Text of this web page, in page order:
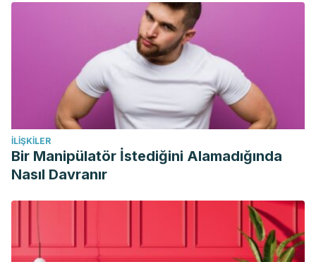
Kim, D. H., Jeong, D., Kim, H., & Seo, K. H. (2019). Modern
perspectives on the health benefits of kefir in next
generation sequencing era: Improvement of the host gut
microbiota. In Critical Reviews in Food Science and
Nutrition. https://doi.org/10.1080/10408398.2018.1428168
Leite, A. M. de O., Miguel, M. A. L., Peixoto, R. S., Rosado, A.
S., Silva, J. T., & Paschoalin, V. M. F. (2013). Microbiological,
technological and therapeutic properties of kefir: A natural
https://doi.org/10.1590/S1517-83822013000200001
Ohio State University. (2003, May 30). Kefir May Bolster
Lactose Tolerance In Intolerant People.
ScienceDaily.
İLIŞKILER
Bir Manipülatör İstediğini Alamadığında
Nasıl Davranır